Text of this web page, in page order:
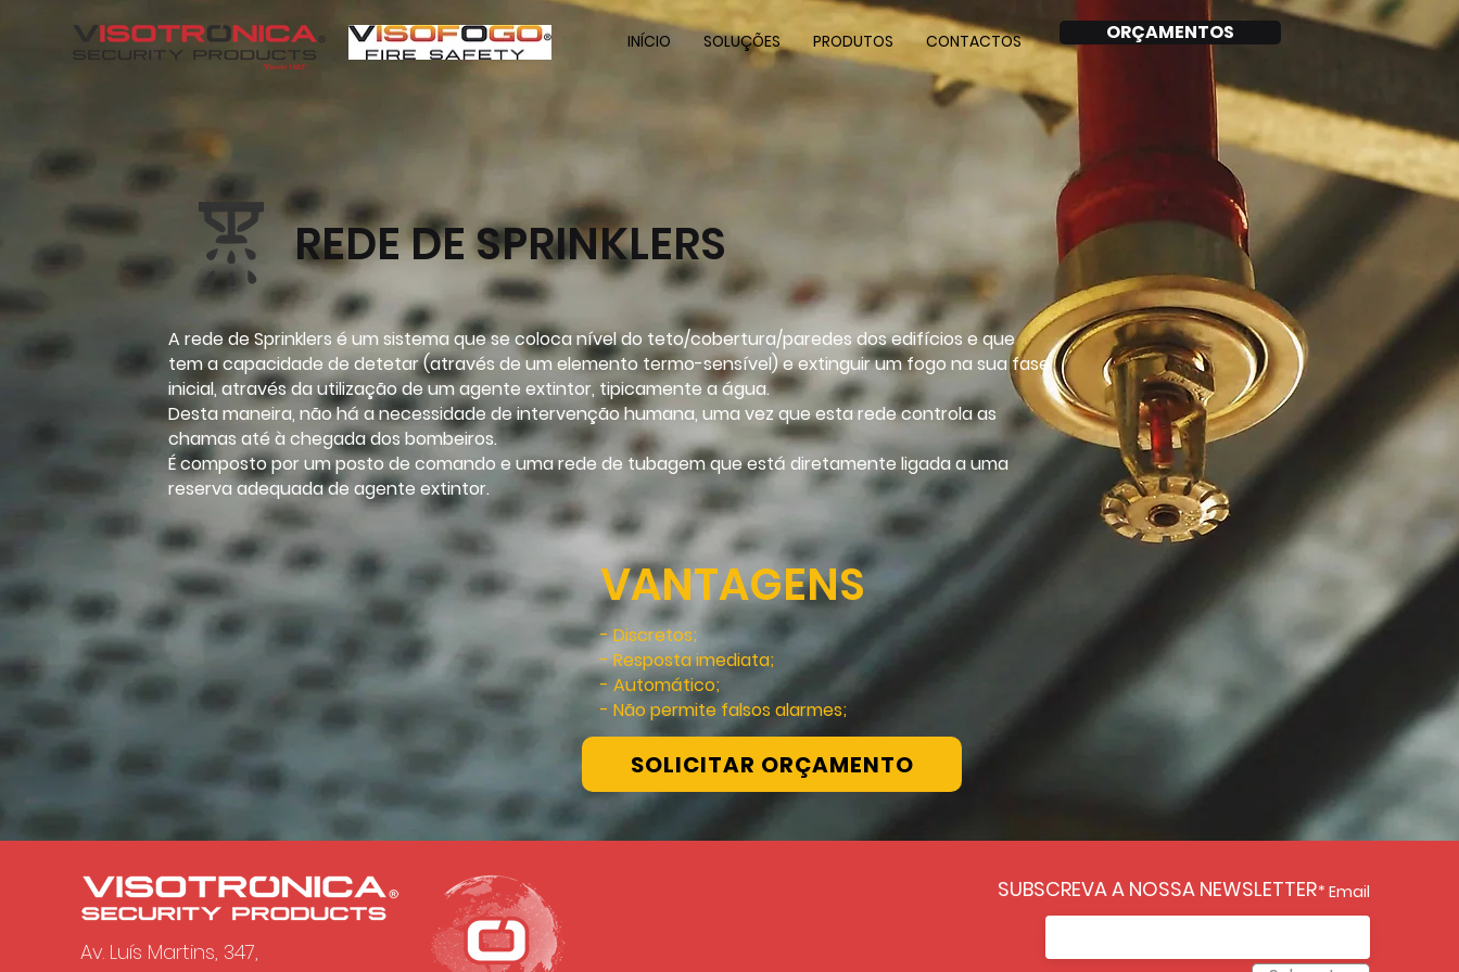
INÍCIO SOLUÇÕES PRODUTOS CONTACTOS ORÇAMENTOS
REDE DE SPRINKLERS
A rede de Sprinklers é um sistema que se coloca nível do teto/cobertura/paredes dos edifícios e que
tem a capacidade de detetar (através de um elemento termo-sensível) e extinguir um fogo na sua fase
inicial, através da utilização de um agente extintor, tipicamente a água.
Desta maneira, não há a necessidade de intervenção humana, uma vez que esta rede controla as
chamas até à chegada dos bombeiros.
É composto por um posto de comando e uma rede de tubagem que está diretamente ligada a uma
reserva adequada de agente extintor.
VANTAGENS
- Discretos;
- Resposta imediata;
- Automático;
- Não permite falsos alarmes;
SOLICITAR ORÇAMENTO
Av. Luís Martins, 347,
SUBSCREVA A NOSSA NEWSLETTER Email